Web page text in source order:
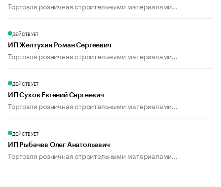
Торговля розничная строительными материалами...
ДЕЙСТВУЕТ
ИП Желтухин Роман Сергеевич
Торговля розничная строительными материалами...
ДЕЙСТВУЕТ
ИП Суков Евгений Сергеевич
Торговля розничная строительными материалами...
ДЕЙСТВУЕТ
ИП Рыбачев Олег Анатольевич
Торговля розничная строительными материалами...